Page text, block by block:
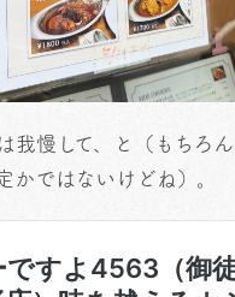
我慢して、と（もちろ
かではないけどね）。